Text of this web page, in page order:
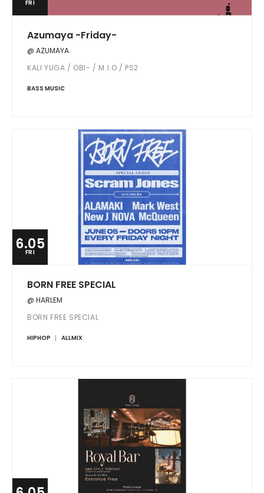
FRI
Azumaya -Friday-
@ AZUMAYA
KALI YUGA / OBI- / M.I.O / PS2
BASS MUSIC
6.05
FRI
BORN FREE SPECIAL
@ HARLEM
BORN FREE SPECIAL
HIPHOP ALLMIX